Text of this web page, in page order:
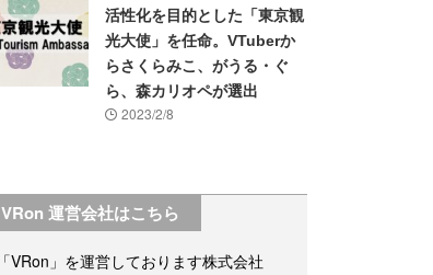
活性化を目的とした「東京観
光大使」を任命。VTuberか
らさくらみこ、がうる・ぐ
ら、森カリオペが選出
2023/2/8
VRon 運営会社はこちら
「VRon」を運営しております株式会社